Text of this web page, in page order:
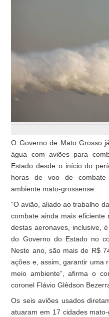
O Governo de Mato Grosso
água com aviões para
Estado desde o início do
horas de voo de
ambiente mato-grossense.
“O avião, aliado ao trabalho
combate ainda mais
destas aeronaves, inclusive,
do Governo do Estado no
Neste ano, são mais de R$
ações e, assim, garantir uma
meio ambiente”, afirma o
coronel Flávio Glêdson
Os seis aviões usados
atuaram em 17 cidades